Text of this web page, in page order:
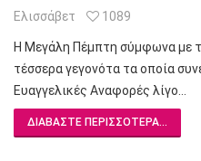
Ελισσάβετ 1089
Η Μεγάλη Πέμπτη σύμφωνα με
τέσσερα γεγονότα τα οποία
Ευαγγελικές Αναφορές λίγο…
ΔΙΑΒΆΣΤΕ ΠΕΡΙΣΣΌΤΕΡΑ...